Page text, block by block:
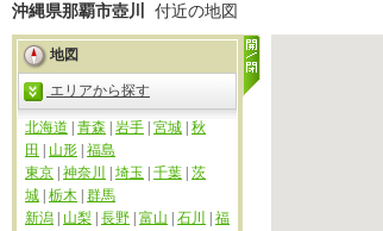
沖縄県那覇市壺川 付近の地図
地図
エリアから探す
北海道 青森 岩手 宮城 秋
田
山形 福島
東京 神奈川 埼玉 千葉 茨
城 栃木 群馬
新潟
山梨 長野 富山 石川
福